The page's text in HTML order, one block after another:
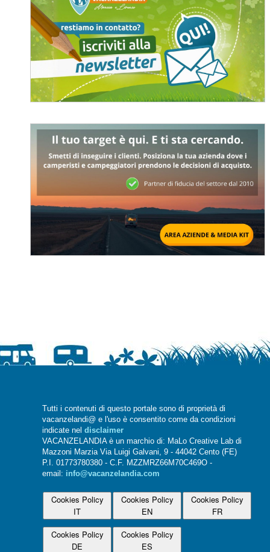
Tutti i contenuti di questo portale sono di proprietà di
vacanzelandi@ e l'uso è consentito come da condizioni
indicate nel disclaimer
VACANZELANDIA è un marchio di: MaLo Creative Lab di
Mazzoni Marzia Via Luigi Galvani, 9 - 44042 Cento (FE)
P.I. 01773780380 - C.F. MZZMRZ66M70C469O -
email: info@vacanzelandia.com
Cookies Policy
IT
Cookies Policy
EN
Cookies Policy
FR
Cookies Policy
DE
Cookies Policy
ES